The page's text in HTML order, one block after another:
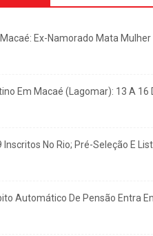
Ex-Namorado Mata Mulher
Em Macaé (Lagomar): 13 A 16
Inscritos No Rio; Pré-Seleção E
Automático De Pensão Entra